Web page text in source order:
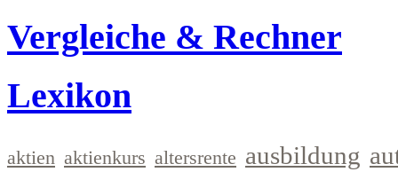
Vergleiche & Rechner
Lexikon
aktien aktienkurs altersrente ausbildung